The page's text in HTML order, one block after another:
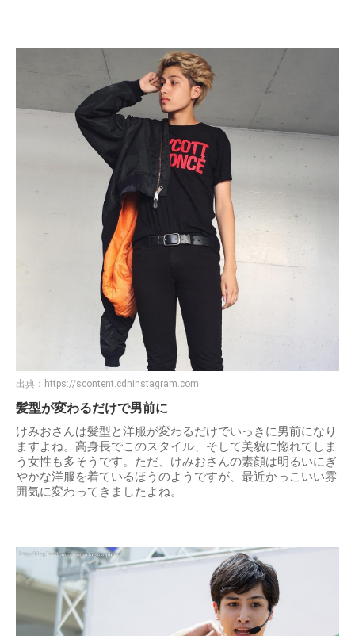
出典： https://scontent.cdninstagram.com
髪型が変わるだけで男前に
けみおさんは髪型と洋服が変わるだけでいっきに男前になり
ますよね。高身長でこのスタイル、そして美貌に惚れてしま
う女性も多そうです。ただ、けみおさんの素顔は明るいにぎ
やかな洋服を着ているほうのようですが、最近かっこいい雰
囲気に変わってきましたよね。